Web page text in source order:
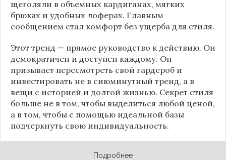
щеголяли в объемных кардиганах, мягких
брюках и удобных лоферах. Главным
сообщением стал комфорт без ущерба для стиля.
Этот тренд — прямое руководство к действию. Он
демократичен и доступен каждому. Он
призывает пересмотреть свой гардероб и
инвестировать не в сиюминутный тренд, а в
вещи с историей и долгой жизнью. Секрет стиля
больше не в том, чтобы выделиться любой ценой,
а в том, чтобы с помощью идеальной базы
подчеркнуть свою индивидуальность.
Подробнее